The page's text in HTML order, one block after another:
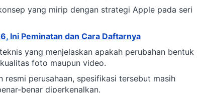
yang mirip dengan strategi Apple pada seri
Ini Peminatan dan Cara Daftarnya
yang menjelaskan apakah perubahan bentuk
foto maupun video.
resmi perusahaan, spesifikasi tersebut masih
benar diperkenalkan.